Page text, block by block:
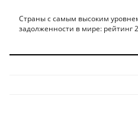
Страны с самым высоким
задолженности в мире: рейтинг